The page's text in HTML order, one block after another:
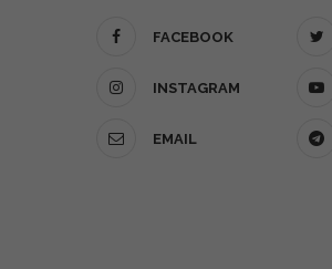
FACEBOOK
INSTAGRAM
EMAIL